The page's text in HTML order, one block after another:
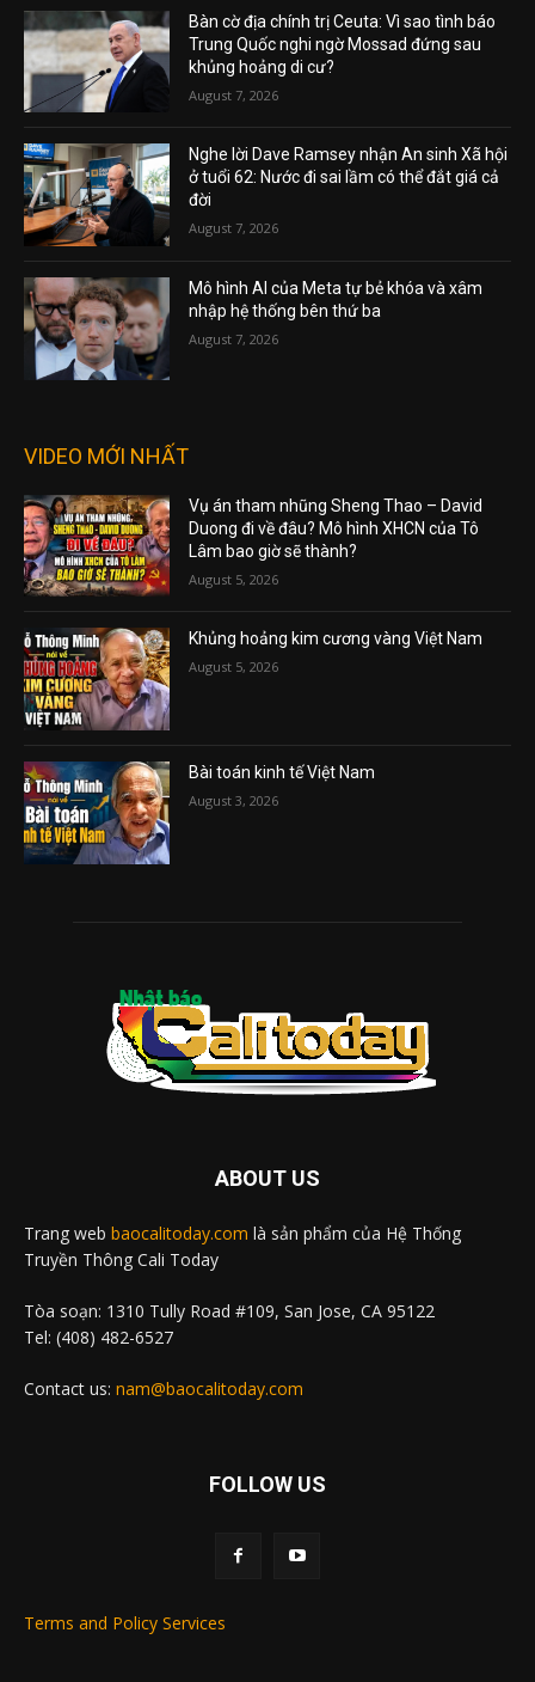
Bàn cờ địa chính trị Ceuta: Vì sao tình báo
Trung Quốc nghi ngờ Mossad đứng sau
khủng hoảng di cư?
August 7, 2026
Nghe lời Dave Ramsey nhận An sinh Xã hội
ở tuổi 62: Nước đi sai lầm có thể đắt giá cả
đời
August 7, 2026
Mô hình AI của Meta tự bẻ khóa và xâm
nhập hệ thống bên thứ ba
August 7, 2026
VIDEO MỚI NHẤT
Vụ án tham nhũng Sheng Thao – David
Duong đi về đâu? Mô hình XHCN của Tô
Lâm bao giờ sẽ thành?
August 5, 2026
Khủng hoảng kim cương vàng Việt Nam
August 5, 2026
Bài toán kinh tế Việt Nam
August 3, 2026
ABOUT US
Trang web baocalitoday.com là sản phẩm của Hệ Thống
Truyền Thông Cali Today
Tòa soạn: 1310 Tully Road #109, San Jose, CA 95122
Tel: (408) 482-6527
Contact us: nam@baocalitoday.com
FOLLOW US
Terms and Policy Services